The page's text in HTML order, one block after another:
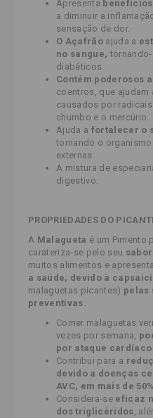
Apresenta
a diminuir a
sensação de dor.
O Açafrão ajuda a
no sangue,
diabéticos.
Contém poderosos
coentros, que ajudam
causados por
chumbo e o mercúrio.
Ajuda a fortalecer o
tornando o
externas.
A mistura de
digestivo.
PROPRIEDADES DO
A Malagueta é um Pimento
carateriza-se pelo seu
muitos alimentos e apresenta
a saúde, devido à
malaguetas picantes) pelas
preventivas .
Comer malaguetas
vezes por semana,
por ataque cardíaco
Contribui para a
devido a doenças
AVC, em mais de
Considera-se eficaz
dos triglicéridos ,